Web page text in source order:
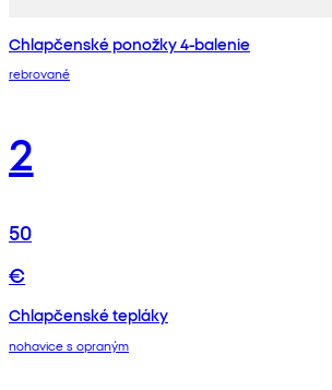
Chlapčenské ponožky 4-balenie
rebrované
2
50
€
Chlapčenské tepláky
nohavice s opraným